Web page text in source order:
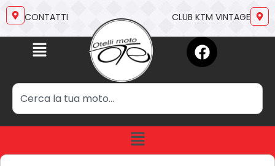
CONTATTI CLUB KTM VINTAGE